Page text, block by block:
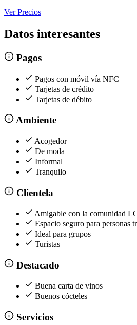
Ver Precios
Datos interesantes
Pagos
Pagos con móvil vía NFC
Tarjetas de crédito
Tarjetas de débito
Ambiente
Acogedor
De moda
Informal
Tranquilo
Clientela
Amigable con la comunidad
Espacio seguro para personas
Ideal para grupos
Turistas
Destacado
Buena carta de vinos
Buenos cócteles
Servicios